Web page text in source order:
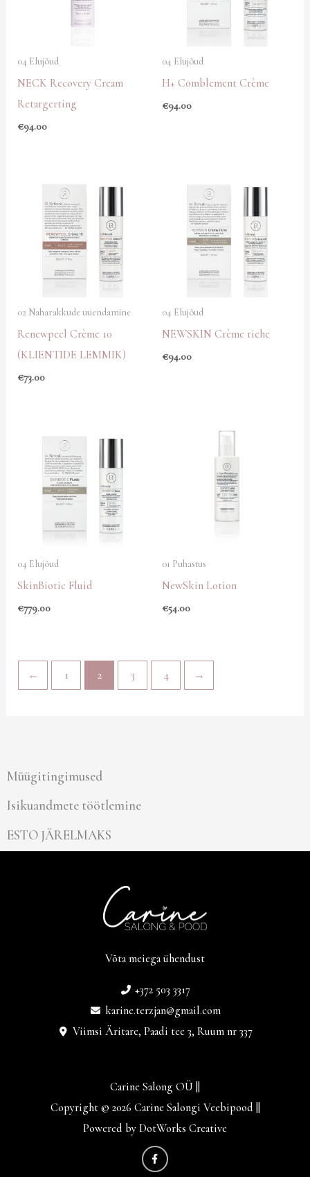
04 Elujõud
NECK Recovery Cream
Retargerting
€94.00
04 Elujõud
H+ Comblement Crème
€94.00
02 Naharakkude uuendamine
Renewpeel Crème 10
(KLIENTIDE LEMMIK)
€73.00
04 Elujõud
NEWSKIN Crème riche
€94.00
04 Elujõud
SkinBiotic Fluid
€779.00
01 Puhastus
NewSkin Lotion
€54.00
← 1 2 3 4 →
Müügitingimused
Isikuandmete töötlemine
ESTO JÄRELMAKS
Võta meiega ühendust
+372 503 3317
karine.terzjan@gmail.com
Viimsi Äritare, Paadi tee 3, Ruum nr 337
Carine Salong OÜ ||
Copyright © 2026 Carine Salongi Veebipood ||
Powered by DotWorks Creative
F
a
c